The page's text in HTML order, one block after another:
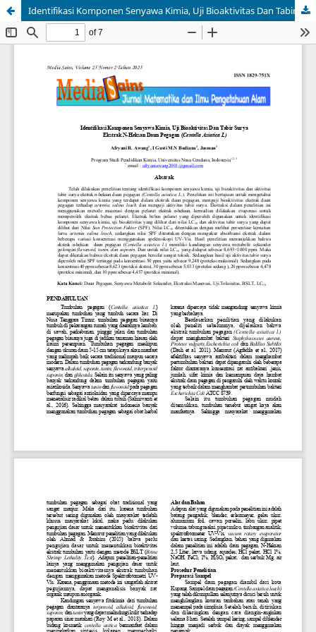
Identifikasi Komponen Senyawa Kimia, Uji Bioaktivitas Dan Tabir Surya Ekstrak N-Heksan Daun Pegagan (Centella Asiatica L)